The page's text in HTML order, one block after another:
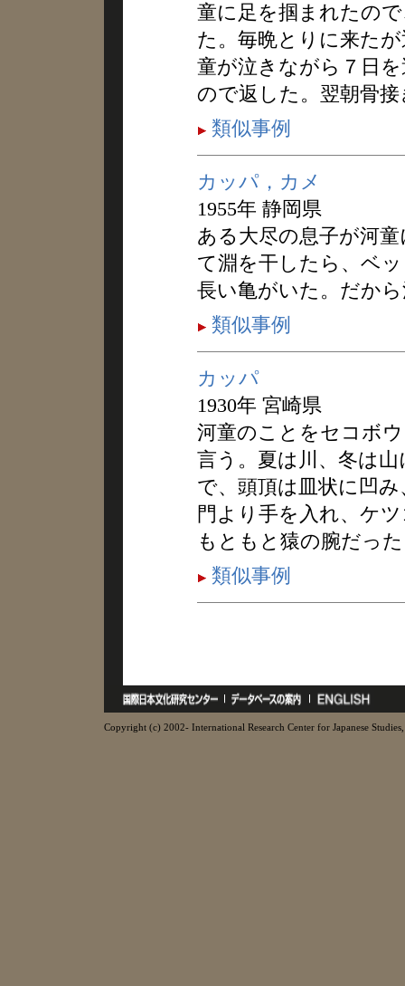
童に足を掴まれたの
た。毎晩とりに来た
童が泣きながら７日
ので返した。翌朝骨
類似事例
カッパ，カメ
1955年 静岡県
ある大尽の息子が河
て淵を干したら、ベ
長い亀がいた。だか
類似事例
カッパ
1930年 宮崎県
河童のことをセコボ
言う。夏は川、冬は
で、頭頂は皿状に凹
門より手を入れ、ケ
もともと猿の腕だっ
類似事例
Copyright (c) 2002- International Research Center for Japanese